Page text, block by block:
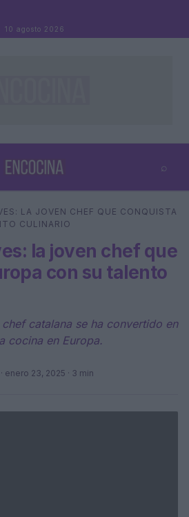
10 agosto 2026
⌕
⌕ ×
LA JOVEN CHEF QUE CONQUISTA
CULINARIO
la joven chef que
con su talento
catalana se ha convertido en
cocina en Europa.
· enero 23, 2025 · 3 min